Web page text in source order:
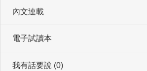
內文連載
電子試讀本
我有話要說 (0)